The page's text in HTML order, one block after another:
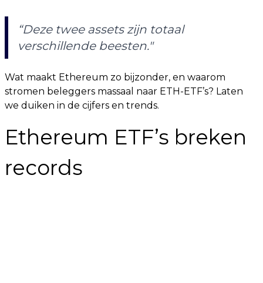
“Deze twee assets zijn totaal
verschillende beesten."
Wat maakt Ethereum zo bijzonder, en waarom
stromen beleggers massaal naar ETH-ETF’s? Laten
we duiken in de cijfers en trends.
Ethereum ETF’s breken
records